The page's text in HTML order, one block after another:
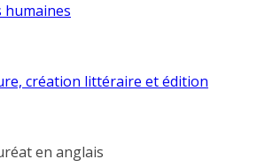
humaines
création littéraire et édition
en anglais